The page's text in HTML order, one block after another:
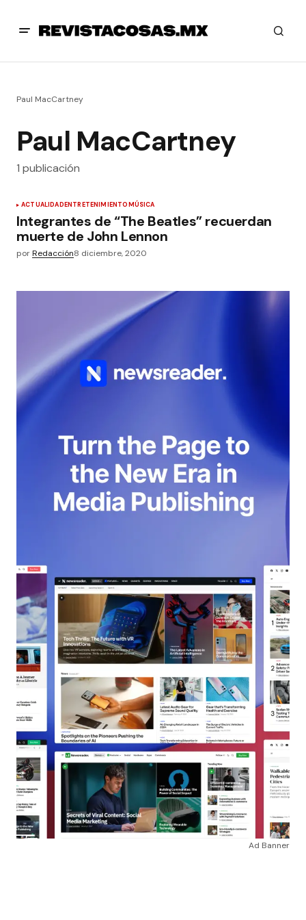
Paul MacCartney
Paul MacCartney
1 publicación
ACTUALIDADENTRETENIMIENTOMÚSICA
Integrantes de “The Beatles” recuerdan
muerte de John Lennon
porRedacción8 diciembre, 2020
Ad Banner